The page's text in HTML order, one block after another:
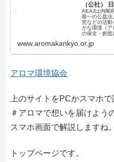
（公社）
AEAJは内閣
唯一の公益法
究などの活動
かな環境（ア
の保全・創造
www.aromakankyo.or.jp
アロマ環境協会
上のサイトをPCかスマホで
＃アロマで想いを届けよう
スマホ画面で解説しますね。
トップページです。